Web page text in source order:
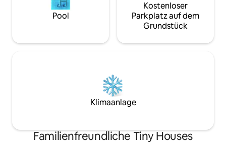
Pool
Kostenloser
Parkplatz auf dem
Grundstück
Klimaanlage
Familienfreundliche Tiny Houses